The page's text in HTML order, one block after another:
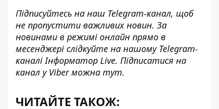
Підписуйтесь на наш Telegram-канал, щоб
не пропустити важливих новин. За
новинами в режимі онлайн прямо в
месенджері слідкуйте на нашому Telegram-
каналіІнформатор Live. Підписатися на
канал у Viber можна тут.
ЧИТАЙТЕ ТАКОЖ: